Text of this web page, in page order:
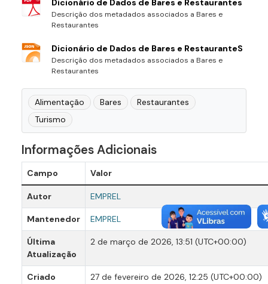
Dicionário de Dados de Bares e Restaurantes
Descrição dos metadados associados a Bares e
Restaurantes
Dicionário de Dados de Bares e RestauranteS
Descrição dos metadados associados a Bares e
Restaurantes
Alimentação Bares
Restaurantes
Turismo
Informações Adicionais
Campo Valor
Autor EMPREL
Mantenedor EMPREL
Última
Atualização
2 de março de 2026, 13:51 (UTC+00:00)
Criado 27 de fevereiro de 2026, 12:25 (UTC+00:00)